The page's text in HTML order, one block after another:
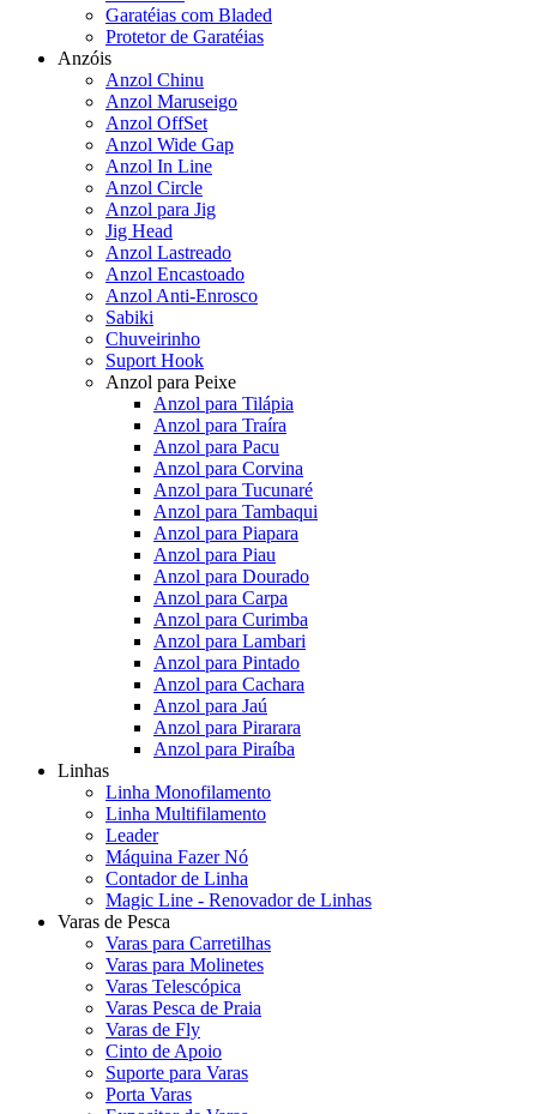
Garatéias com Bladed
Protetor de Garatéias
Anzóis
Anzol Chinu
Anzol Maruseigo
Anzol OffSet
Anzol Wide Gap
Anzol In Line
Anzol Circle
Anzol para Jig
Jig Head
Anzol Lastreado
Anzol Encastoado
Anzol Anti-Enrosco
Sabiki
Chuveirinho
Suport Hook
Anzol para Peixe
Anzol para Tilápia
Anzol para Traíra
Anzol para Pacu
Anzol para Corvina
Anzol para Tucunaré
Anzol para Tambaqui
Anzol para Piapara
Anzol para Piau
Anzol para Dourado
Anzol para Carpa
Anzol para Curimba
Anzol para Lambari
Anzol para Pintado
Anzol para Cachara
Anzol para Jaú
Anzol para Pirarara
Anzol para Piraíba
Linhas
Linha Monofilamento
Linha Multifilamento
Leader
Máquina Fazer Nó
Contador de Linha
Magic Line - Renovador de Linhas
Varas de Pesca
Varas para Carretilhas
Varas para Molinetes
Varas Telescópica
Varas Pesca de Praia
Varas de Fly
Cinto de Apoio
Suporte para Varas
Porta Varas